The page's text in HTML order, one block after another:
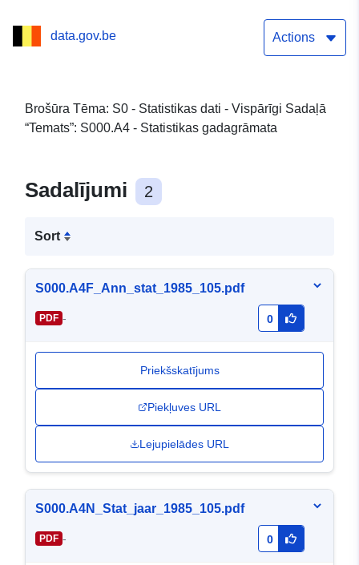
data.gov.be Actions
Brošūra Tēma: S0 - Statistikas dati - Vispārīgi Sadaļā
“Temats”: S000.A4 - Statistikas gadagrāmata
Sadalījumi 2
Sort
S000.A4F_Ann_stat_1985_105.pdf
PDF - 0
Priekšskatījums
Piekļuves URL
Lejupielādes URL
S000.A4N_Stat_jaar_1985_105.pdf
PDF - 0